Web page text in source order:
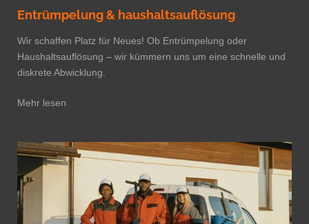
Entrümpelung & haushaltsauflösung
Wir schaffen Platz für Neues! Ob Entrümpelung oder
Haushaltsauflösung – wir kümmern uns um eine schnelle und
diskrete Abwicklung.
Mehr lesen